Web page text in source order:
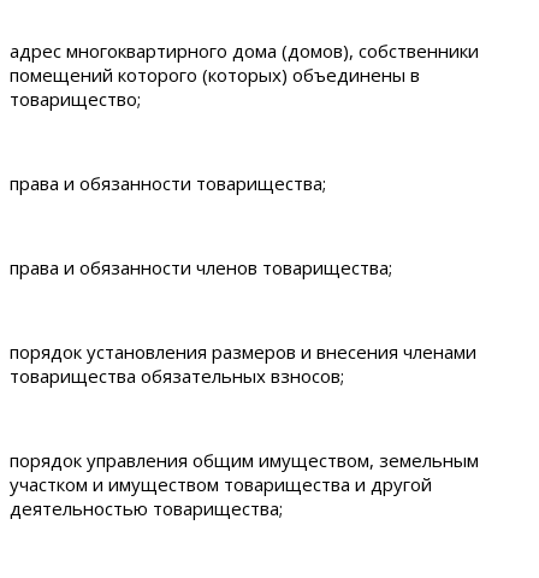
адрес многоквартирного дома (домов), собственники
помещений которого (которых) объединены в
товарищество;
права и обязанности товарищества;
права и обязанности членов товарищества;
порядок установления размеров и внесения членами
товарищества обязательных взносов;
порядок управления общим имуществом, земельным
участком и имуществом товарищества и другой
деятельностью товарищества;